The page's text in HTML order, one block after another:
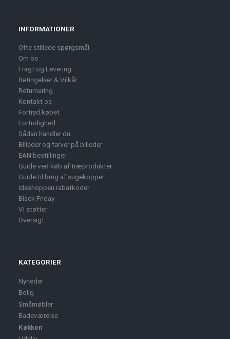
INFORMATIONER
Ofte stillede spørgsmål
Om os
Fragt og Levering
Betingelser & Vilkår
Returnering
Kontakt os
Fortryd købet
Fortrolighed
Sådan handler du
Billeder og farver på billeder
EAN bestillinger
Guide ved køb af træprodukter
Guide til brug af sugekopper
Ideshoppen rabatkoder
Black Friday
Vi støtter
Oversigt
KATEGORIER
Nyheder
Bolig
Småmøbler
Badeværelse
Køkken